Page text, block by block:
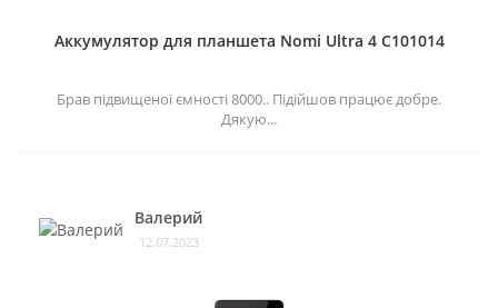
Аккумулятор для планшета Nomi Ultra 4 C101014
Брав підвищеної ємності 8000.. Підійшов працює добре.
Дякую...
Валерий
12.07.2023